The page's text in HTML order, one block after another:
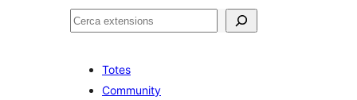
Cerca
Totes
Community